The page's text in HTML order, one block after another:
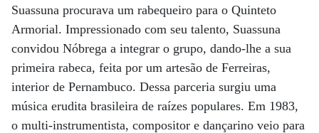
Suassuna procurava um rabequeiro para o Quinteto
Armorial. Impressionado com seu talento, Suassuna
convidou Nóbrega a integrar o grupo, dando-lhe a sua
primeira rabeca, feita por um artesão de Ferreiras,
interior de Pernambuco. Dessa parceria surgiu uma
música erudita brasileira de raízes populares. Em 1983,
o multi-instrumentista, compositor e dançarino veio para